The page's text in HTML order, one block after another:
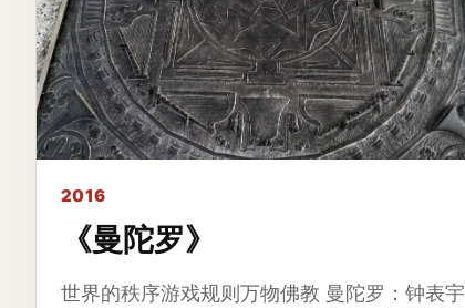
2016
《曼陀罗》
世界的秩序游戏规则万物佛教 曼陀罗：钟表宇